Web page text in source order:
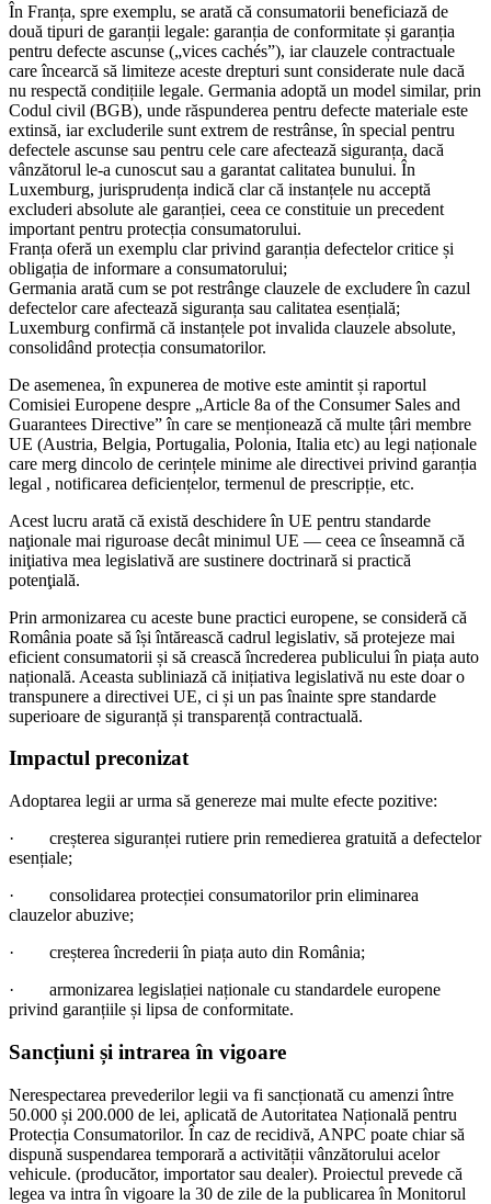
În Franța, spre exemplu, se arată că consumatorii beneficiază de
două tipuri de garanții legale: garanția de conformitate și garanția
pentru defecte ascunse („vices cachés”), iar clauzele contractuale
care încearcă să limiteze aceste drepturi sunt considerate nule dacă
nu respectă condițiile legale. Germania adoptă un model similar, prin
Codul civil (BGB), unde răspunderea pentru defecte materiale este
extinsă, iar excluderile sunt extrem de restrânse, în special pentru
defectele ascunse sau pentru cele care afectează siguranța, dacă
vânzătorul le-a cunoscut sau a garantat calitatea bunului. În
Luxemburg, jurisprudența indică clar că instanțele nu acceptă
excluderi absolute ale garanției, ceea ce constituie un precedent
important pentru protecția consumatorului.
Franța oferă un exemplu clar privind garanția defectelor critice și
obligația de informare a consumatorului;
Germania arată cum se pot restrânge clauzele de excludere în cazul
defectelor care afectează siguranța sau calitatea esențială;
Luxemburg confirmă că instanțele pot invalida clauzele absolute,
consolidând protecția consumatorilor.
De asemenea, în expunerea de motive este amintit și raportul
Comisiei Europene despre „Article 8a of the Consumer Sales and
Guarantees Directive” în care se menționează că multe țâri membre
UE (Austria, Belgia, Portugalia, Polonia, Italia etc) au legi naționale
care merg dincolo de cerințele minime ale directivei privind garanția
legal , notificarea deficiențelor, termenul de prescripție, etc.
Acest lucru arată că există deschidere în UE pentru standarde
naţionale mai riguroase decât minimul UE — ceea ce înseamnă că
iniţiativa mea legislativă are sustinere doctrinară si practică
potenţială.
Prin armonizarea cu aceste bune practici europene, se consideră că
România poate să își întărească cadrul legislativ, să protejeze mai
eficient consumatorii și să crească încrederea publicului în piața auto
națională. Aceasta subliniază că inițiativa legislativă nu este doar o
transpunere a directivei UE, ci și un pas înainte spre standarde
superioare de siguranță și transparență contractuală.
Impactul preconizat
Adoptarea legii ar urma să genereze mai multe efecte pozitive:
· creșterea siguranței rutiere prin remedierea gratuită a defectelor
esențiale;
· consolidarea protecției consumatorilor prin eliminarea
clauzelor abuzive;
· creșterea încrederii în piața auto din România;
· armonizarea legislației naționale cu standardele europene
privind garanțiile și lipsa de conformitate.
Sancțiuni și intrarea în vigoare
Nerespectarea prevederilor legii va fi sancționată cu amenzi între
50.000 și 200.000 de lei, aplicată de Autoritatea Națională pentru
Protecția Consumatorilor. În caz de recidivă, ANPC poate chiar să
dispună suspendarea temporară a activității vânzătorului acelor
vehicule. (producător, importator sau dealer). Proiectul prevede că
legea va intra în vigoare la 30 de zile de la publicarea în Monitorul